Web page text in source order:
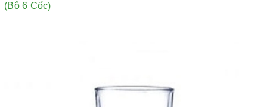
(Bộ 6 Cốc)